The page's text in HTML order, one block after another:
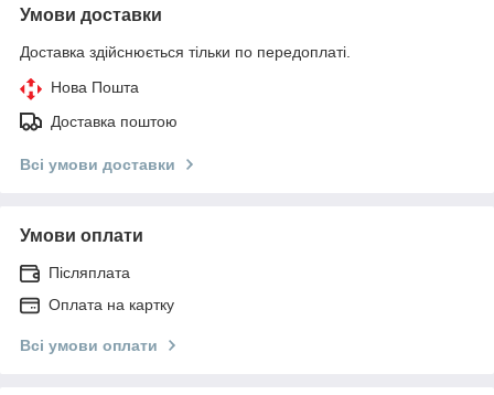
Умови доставки
Доставка здійснюється тільки по передоплаті.
Нова Пошта
Доставка поштою
Всі умови доставки
Умови оплати
Післяплата
Оплата на картку
Всі умови оплати